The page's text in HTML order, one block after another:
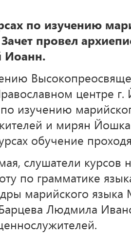
по изучению
провел
Иоанн.
центре
изучению
и мирян
обучение
слушатели курсов
по грамматике
марийского
Людмила